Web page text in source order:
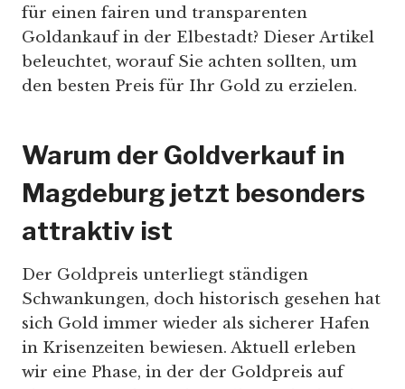
für einen fairen und transparenten
Goldankauf in der Elbestadt? Dieser Artikel
beleuchtet, worauf Sie achten sollten, um
den besten Preis für Ihr Gold zu erzielen.
Warum der Goldverkauf in
Magdeburg jetzt besonders
attraktiv ist
Der Goldpreis unterliegt ständigen
Schwankungen, doch historisch gesehen hat
sich Gold immer wieder als sicherer Hafen
in Krisenzeiten bewiesen. Aktuell erleben
wir eine Phase, in der der Goldpreis auf